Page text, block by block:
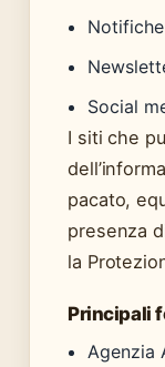
Social
I siti che
pacato,
presenza
la
Principali
Agenzia